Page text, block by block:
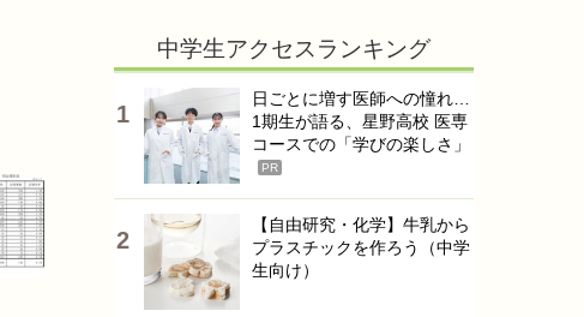
中学生アクセスランキング
日ごとに増す医師への憧れ…
1期生が語る、星野高校 医専
コースでの「学びの楽しさ」
PR
【自由研究・化学】牛乳から
プラスチックを作ろう（中学
生向け）